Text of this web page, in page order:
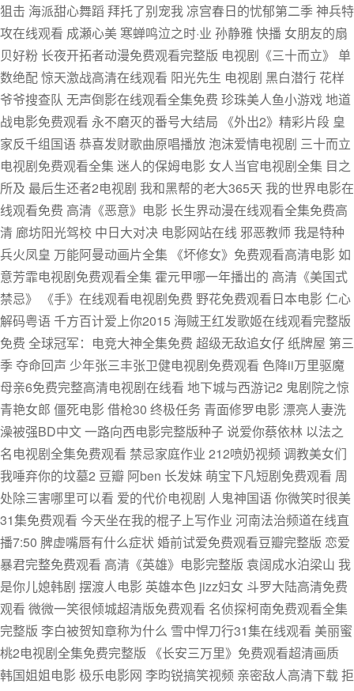
狙击 海派甜心舞蹈 拜托了别宠我 凉宫春日的忧郁第二季 神兵特
攻在线观看 成瀬心美 寒蝉鸣泣之时·业 孙静雅 快播 女朋友的扇
贝好粉 长夜开拓者动漫免费观看完整版 电视剧《三十而立》 单
数绝配 惊天激战高清在线观看 阳光先生 电视剧 黑白潜行 花样
爷爷搜查队 无声倒影在线观看全集免费 珍珠美人鱼小游戏 地道
战电影免费观看 永不磨灭的番号大结局 《外出2》精彩片段 皇
家反千组国语 恭喜发财歌曲原唱播放 泡沫爱情电视剧 三十而立
电视剧免费观看全集 迷人的保姆电影 女人当官电视剧全集 目之
所及 最后生还者2电视剧 我和黑帮的老大365天 我的世界电影在
线观看免费 高清《恶意》电影 长生界动漫在线观看全集免费高
清 廊坊阳光驾校 中日大对决 电影网站在线 邪恶教师 我是特种
兵火凤皇 万能阿曼动画片全集 《坏修女》免费观看高清电影 如
意芳霏电视剧免费观看全集 霍元甲哪一年播出的 高清《美国式
禁忌》 《手》在线观看电视剧免费 野花免费观看日本电影 仁心
解码粤语 千方百计爱上你2015 海贼王红发歌姬在线观看完整版
免费 全球冠军：电竞大神全集免费 超级无敌追女仔 纸牌屋 第三
季 夺命回声 少年张三丰张卫健电视剧免费观看 色降ii万里驱魔
母亲6免费完整高清电视剧在线看 地下城与西游记2 鬼剧院之惊
青艳女郎 僵死电影 借枪30 终极任务 青面修罗电影 漂亮人妻洗
澡被强BD中文 一路向西电影完整版种子 说爱你蔡依林 以法之
名电视剧全集免费观看 禁忌家庭作业 212喷奶视频 调教美女们
我唾弃你的坟墓2 豆瓣 阿ben 长发妹 萌宝下凡短剧免费观看 周
处除三害哪里可以看 爱的代价电视剧 人鬼神国语 你微笑时很美
31集免费观看 今天坐在我的棍子上写作业 河南法治频道在线直
播7:50 脾虚嘴唇有什么症状 婚前试爱免费观看豆瓣完整版 恋爱
暴君完整免费观看 高清《英雄》电影完整版 袁阔成水泊梁山 我
是你儿媳韩剧 摆渡人电影 英雄本色 jizz妇女 斗罗大陆高清免费
观看 微微一笑很倾城超清版免费观看 名侦探柯南免费观看全集
完整版 李白被贺知章称为什么 雪中悍刀行31集在线观看 美丽蜜
桃2电视剧全集免费完整版 《长安三万里》免费观看超清画质
韩国姐姐电影 极乐电影网 李昀锐搞笑视频 亲密敌人高清下载 拒